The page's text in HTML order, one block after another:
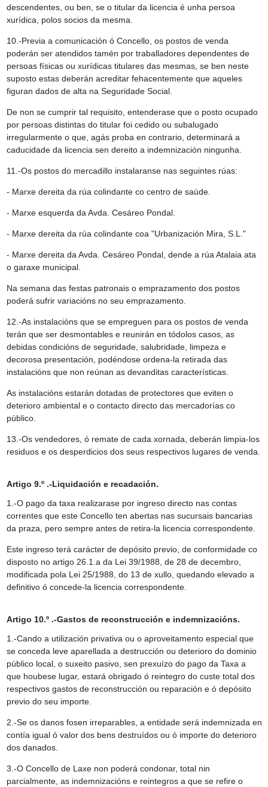
descendentes, ou ben, se o titular da licencia é unha persoa
xurídica, polos socios da mesma.
10.-Previa a comunicación ó Concello, os postos de venda
poderán ser atendidos tamén por traballadores dependentes de
persoas físicas ou xurídicas titulares das mesmas, se ben neste
suposto estas deberán acreditar fehacentemente que aqueles
figuran dados de alta na Seguridade Social.
De non se cumprir tal requisito, entenderase que o posto ocupado
por persoas distintas do titular foi cedido ou subalugado
irregularmente o que, agás proba en contrario, determinará a
caducidade da licencia sen dereito a indemnización ningunha.
11.-Os postos do mercadillo instalaranse nas seguintes rúas:
- Marxe dereita da rúa colindante co centro de saúde.
- Marxe esquerda da Avda. Cesáreo Pondal.
- Marxe dereita da rúa colindante coa "Urbanización Mira, S.L."
- Marxe dereita da Avda. Cesáreo Pondal, dende a rúa Atalaia ata
o garaxe municipal.
Na semana das festas patronais o emprazamento dos postos
poderá sufrir variacións no seu emprazamento.
12.-As instalacións que se empreguen para os postos de venda
terán que ser desmontables e reunirán en tódolos casos, as
debidas condicións de seguridade, salubridade, limpeza e
decorosa presentación, podéndose ordena-la retirada das
instalacións que non reúnan as devanditas características.
As instalacións estarán dotadas de protectores que eviten o
deterioro ambiental e o contacto directo das mercadorías co
público.
13.-Os vendedores, ó remate de cada xornada, deberán limpia-los
residuos e os desperdicios dos seus respectivos lugares de venda.
Artigo 9.º .-Liquidación e recadación.
1.-O pago da taxa realizarase por ingreso directo nas contas
correntes que este Concello ten abertas nas sucursais bancarias
da praza, pero sempre antes de retira-la licencia correspondente.
Este ingreso terá carácter de depósito previo, de conformidade co
disposto no artigo 26.1.a da Lei 39/1988, de 28 de decembro,
modificada pola Lei 25/1988, do 13 de xullo, quedando elevado a
definitivo ó concede-la licencia correspondente.
Artigo 10.º .-Gastos de reconstrucción e indemnizacións.
1.-Cando a utilización privativa ou o aproveitamento especial que
se conceda leve aparellada a destrucción ou deterioro do dominio
público local, o suxeito pasivo, sen prexuízo do pago da Taxa a
que houbese lugar, estará obrigado ó reintegro do custe total dos
respectivos gastos de reconstrucción ou reparación e ó depósito
previo do seu importe.
2.-Se os danos fosen irreparables, a entidade será indemnizada en
contía igual ó valor dos bens destruídos ou ó importe do deterioro
dos danados.
3.-O Concello de Laxe non poderá condonar, total nin
parcialmente, as indemnizacións e reintegros a que se refire o